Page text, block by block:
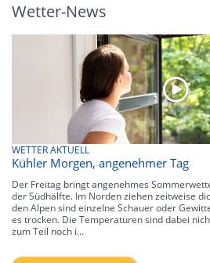
Wetter-News
WETTER AKTUELL
Kühler Morgen, angenehmer Tag
Der Freitag bringt angenehmes
der Südhälfte. Im Norden ziehen zeitweise
den Alpen sind einzelne Schauer oder
es trocken. Die Temperaturen sind dabei
zum Teil noch i...